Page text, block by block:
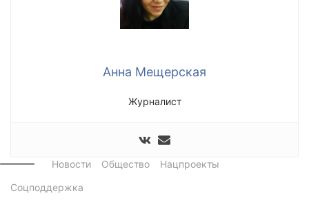
Анна Мещерская
Журналист
Новости Общество
Нацпроекты
Соцподдержка